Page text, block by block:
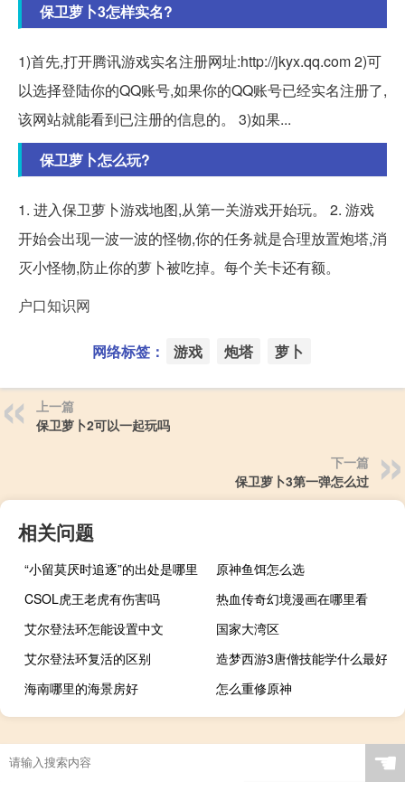
保卫萝卜3怎样实名?
1)首先,打开腾讯游戏实名注册网址:http://jkyx.qq.com 2)可
以选择登陆你的QQ账号,如果你的QQ账号已经实名注册了,
该网站就能看到已注册的信息的。 3)如果...
保卫萝卜怎么玩?
1. 进入保卫萝卜游戏地图,从第一关游戏开始玩。 2. 游戏
开始会出现一波一波的怪物,你的任务就是合理放置炮塔,消
灭小怪物,防止你的萝卜被吃掉。每个关卡还有额。
户口知识网
网络标签： 游戏 炮塔 萝卜
上一篇
保卫萝卜2可以一起玩吗
下一篇
保卫萝卜3第一弹怎么过
相关问题
“小留莫厌时追逐”的出处是哪里
原神鱼饵怎么选
CSOL虎王老虎有伤害吗
热血传奇幻境漫画在哪里看
艾尔登法环怎能设置中文
国家大湾区
艾尔登法环复活的区别
造梦西游3唐僧技能学什么最好
海南哪里的海景房好
怎么重修原神
☚